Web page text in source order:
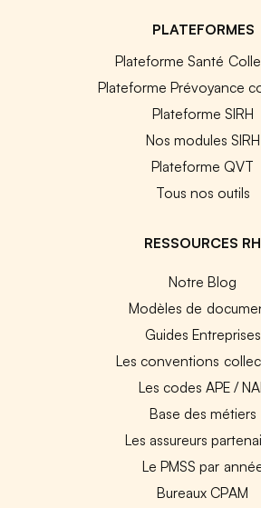
PLATEFORMES
Plateforme Santé
Plateforme Prévoyance
Plateforme SIRH
Nos modules SIRH
Plateforme QVT
Tous nos outils
RESSOURCES RH
Notre Blog
Modèles de
Guides Entreprises
Les conventions
Les codes APE /
Base des métiers
Les assureurs
Le PMSS par
Bureaux CPAM